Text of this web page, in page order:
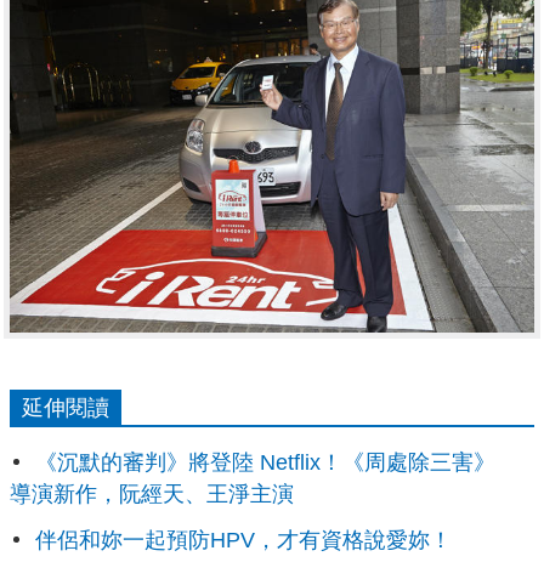
延伸閱讀
《沉默的審判》將登陸 Netflix！《周處除三害》
導演新作，阮經天、王淨主演
伴侶和妳一起預防HPV，才有資格說愛妳！